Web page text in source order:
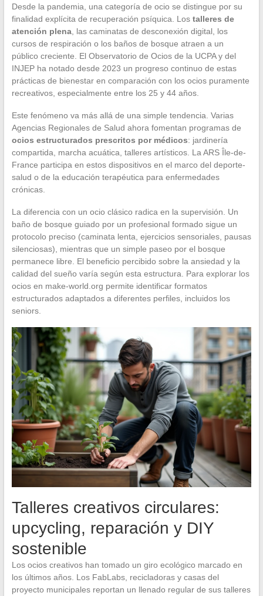
Desde la pandemia, una categoría de ocio se distingue por su
finalidad explícita de recuperación psíquica. Los talleres de
atención plena, las caminatas de desconexión digital, los
cursos de respiración o los baños de bosque atraen a un
público creciente. El Observatorio de Ocios de la UCPA y del
INJEP ha notado desde 2023 un progreso continuo de estas
prácticas de bienestar en comparación con los ocios puramente
recreativos, especialmente entre los 25 y 44 años.
Este fenómeno va más allá de una simple tendencia. Varias
Agencias Regionales de Salud ahora fomentan programas de
ocios estructurados prescritos por médicos: jardinería
compartida, marcha acuática, talleres artísticos. La ARS Île-de-
France participa en estos dispositivos en el marco del deporte-
salud o de la educación terapéutica para enfermedades
crónicas.
La diferencia con un ocio clásico radica en la supervisión. Un
baño de bosque guiado por un profesional formado sigue un
protocolo preciso (caminata lenta, ejercicios sensoriales, pausas
silenciosas), mientras que un simple paseo por el bosque
permanece libre. El beneficio percibido sobre la ansiedad y la
calidad del sueño varía según esta estructura. Para explorar los
ocios en make-world.org permite identificar formatos
estructurados adaptados a diferentes perfiles, incluidos los
seniors.
Talleres creativos circulares:
upcycling, reparación y DIY
sostenible
Los ocios creativos han tomado un giro ecológico marcado en
los últimos años. Los FabLabs, recicladoras y casas del
proyecto municipales reportan un llenado regular de sus talleres